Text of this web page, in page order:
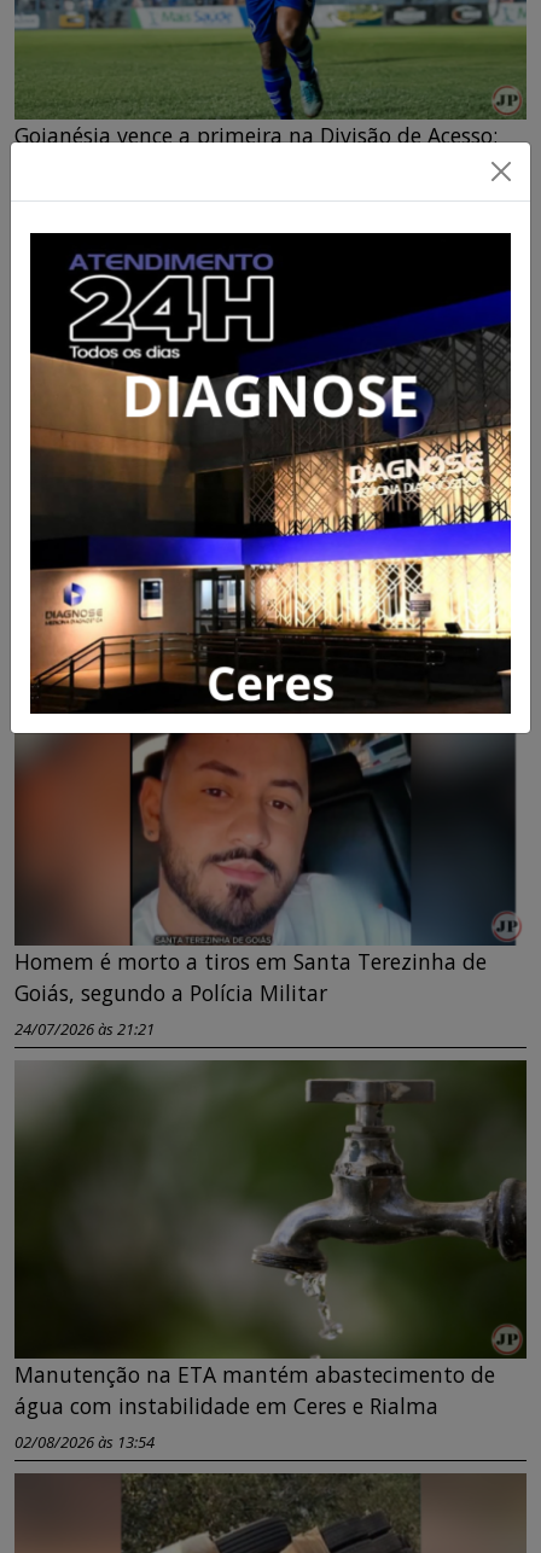
Goianésia vence a primeira na Divisão de Acesso;
31/07/2026 às 14:39
Motociclistas empinam motos e colocam vidas em
risco na Praça Cívica de Ceres
03/08/2026 às 15:30
Homem é morto a tiros em Santa Terezinha de
Goiás, segundo a Polícia Militar
24/07/2026 às 21:21
Manutenção na ETA mantém abastecimento de
água com instabilidade em Ceres e Rialma
02/08/2026 às 13:54